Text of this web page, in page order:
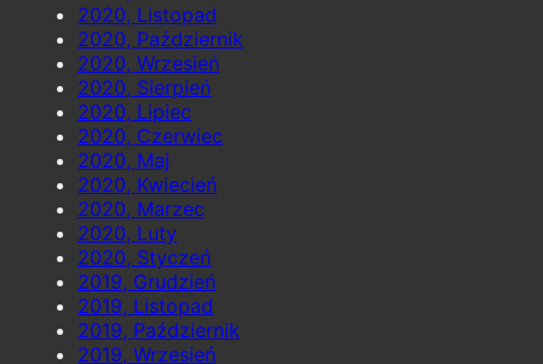
2020, Listopad
2020, Październik
2020, Wrzesień
2020, Sierpień
2020, Lipiec
2020, Czerwiec
2020, Maj
2020, Kwiecień
2020, Marzec
2020, Luty
2020, Styczeń
2019, Grudzień
2019, Listopad
2019, Październik
2019, Wrzesień